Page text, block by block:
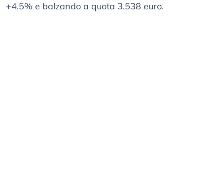
+4,5% e balzando a quota 3,538 euro.